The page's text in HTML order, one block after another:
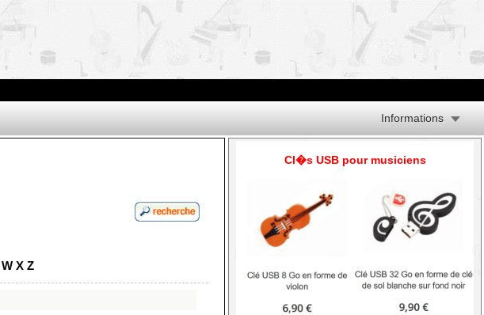
Informations
W X Z
Cl�s USB pour musiciens